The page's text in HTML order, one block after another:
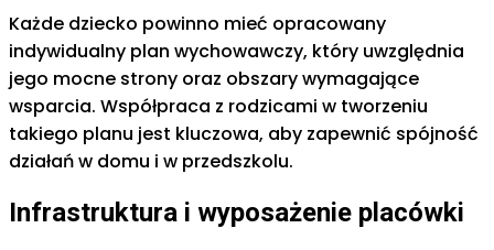
Każde dziecko powinno mieć opracowany
indywidualny plan wychowawczy, który uwzględnia
jego mocne strony oraz obszary wymagające
wsparcia. Współpraca z rodzicami w tworzeniu
takiego planu jest kluczowa, aby zapewnić spójność
działań w domu i w przedszkolu.
Infrastruktura i wyposażenie placówki